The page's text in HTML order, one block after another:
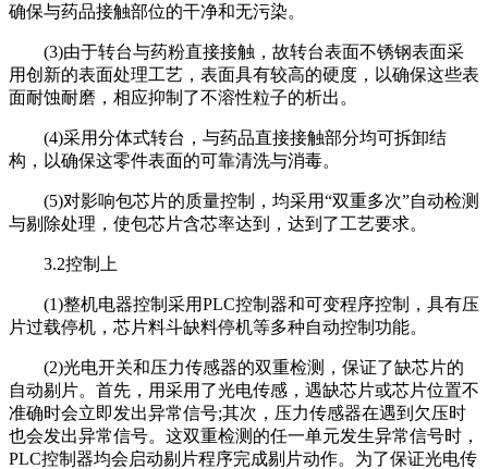
确保与药品接触部位的干净和无污染。
(3)由于转台与药粉直接接触，故转台表面不锈钢表面采
用创新的表面处理工艺，表面具有较高的硬度，以确保这些表
面耐蚀耐磨，相应抑制了不溶性粒子的析出。
(4)采用分体式转台，与药品直接接触部分均可拆卸结
构，以确保这零件表面的可靠清洗与消毒。
(5)对影响包芯片的质量控制，均采用“双重多次”自动检测
与剔除处理，使包芯片含芯率达到，达到了工艺要求。
3.2控制上
(1)整机电器控制采用PLC控制器和可变程序控制，具有压
片过载停机，芯片料斗缺料停机等多种自动控制功能。
(2)光电开关和压力传感器的双重检测，保证了缺芯片的
自动剔片。首先，用采用了光电传感，遇缺芯片或芯片位置不
准确时会立即发出异常信号;其次，压力传感器在遇到欠压时
也会发出异常信号。这双重检测的任一单元发生异常信号时，
PLC控制器均会启动剔片程序完成剔片动作。为了保证光电传